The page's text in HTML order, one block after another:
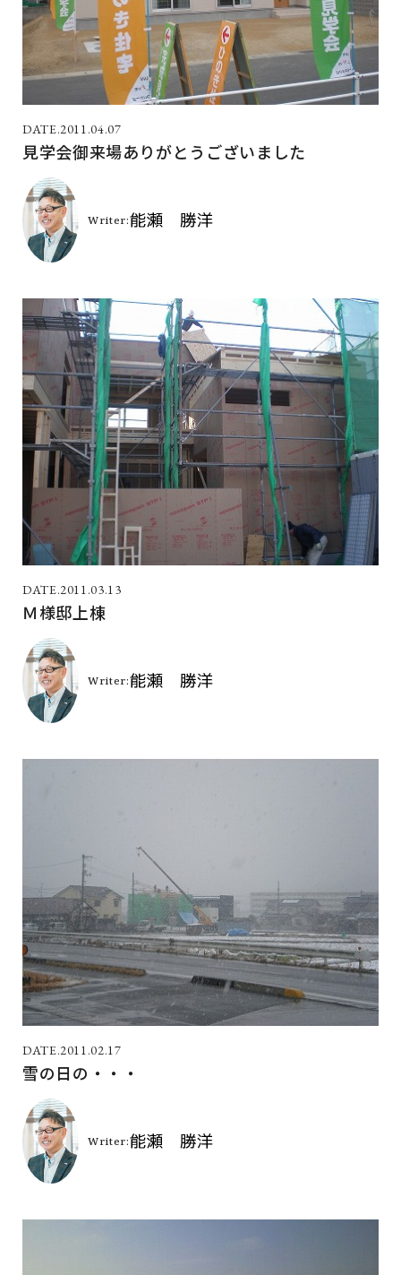
2011.04.07
見学会御来場ありがとうございました
2011.03.13
Ｍ様邸上棟
2011.02.17
雪の日の・・・